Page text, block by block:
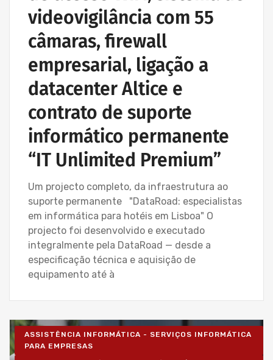
videovigilância com 55
câmaras, firewall
empresarial, ligação a
datacenter Altice e
contrato de suporte
informático permanente
“IT Unlimited Premium”
Um projecto completo, da infraestrutura ao
suporte permanente "DataRoad: especialistas
em informática para hotéis em Lisboa" O
projecto foi desenvolvido e executado
integralmente pela DataRoad — desde a
especificação técnica e aquisição de
equipamento até à
ASSISTÊNCIA INFORMÁTICA - SERVIÇOS INFORMÁTICA
PARA EMPRESAS